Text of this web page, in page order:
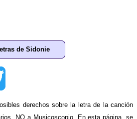
de Sidonie
derechos sobre la letra de la canción
NO a Musicoscopio. En esta página, se